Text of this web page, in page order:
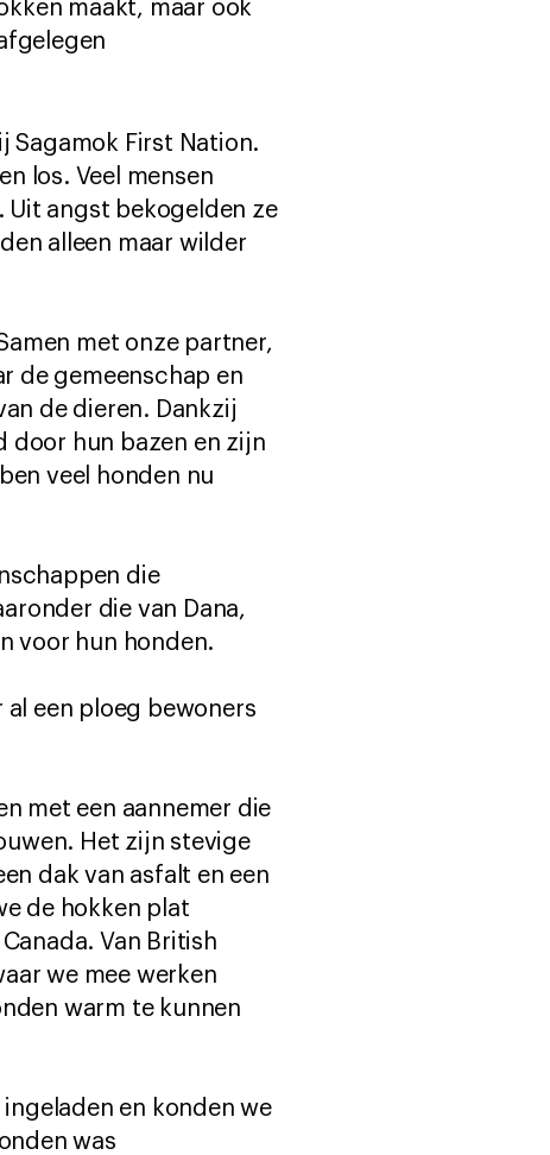
maakt, maar ook
First Nation.
los. Veel mensen
angst bekogelden ze
alleen maar wilder
met onze partner,
de gemeenschap en
de dieren. Dankzij
door hun bazen en zijn
veel honden nu
die
die van Dana,
voor hun honden.
al een ploeg bewoners
met een aannemer die
Het zijn stevige
dak van asfalt en een
de hokken plat
Van British
we mee werken
warm te kunnen
en konden we
was